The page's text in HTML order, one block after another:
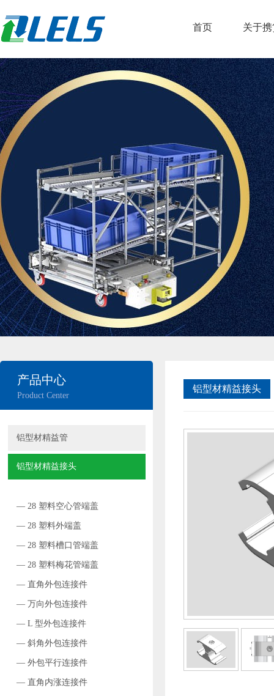
首页 关于携
公司简
荣誉资
服务客
产品中心
Product Center
铝型材精益管
铝型材精益接头
— 28 塑料空心管端盖
— 28 塑料外端盖
— 28 塑料槽口管端盖
— 28 塑料梅花管端盖
— 直角外包连接件
— 万向外包连接件
— L 型外包连接件
— 斜角外包连接件
— 外包平行连接件
— 直角内涨连接件
铝型材精益接头